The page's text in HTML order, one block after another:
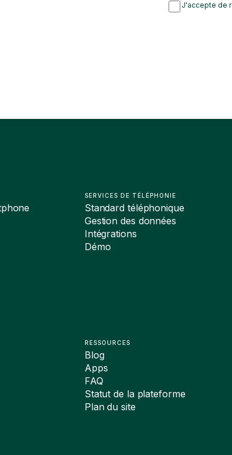
J'accepte de
SERVICES DE TÉLÉPHONIE
Standard téléphonique
Gestion des données
Intégrations
Démo
RESSOURCES
Blog
Apps
FAQ
Statut de la plateforme
Plan du site